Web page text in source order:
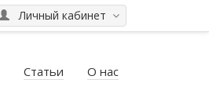
Личный кабинет
Статьи О нас